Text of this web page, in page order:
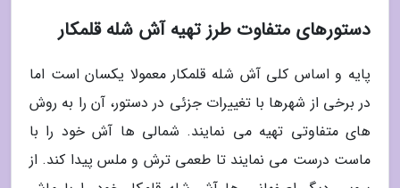
دستورهای متفاوت طرز تهیه آش شله قلمکار
پایه و اساس کلی آش شله قلمکار معمولا یکسان است اما
در برخی از شهرها با تغییرات جزئی در دستور، آن را به روش
های متفاوتی تهیه می نمایند. شمالی ها آش خود را با
ماست درست می نمایند تا طعمی ترش و ملس پیدا کند. از